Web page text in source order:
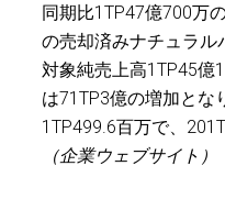
同期比1TP47億700万
の売却済みナチュラル
対象純売上高1TP45億
は71TP3億の増加とな
1TP499.6百万で、
（企業ウェブサイト）